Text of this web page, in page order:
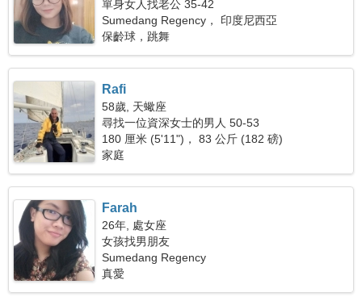
單身女人找老公 35-42
Sumedang Regency， 印度尼西亞
保齡球，跳舞
Rafi
58歲, 天蠍座
尋找一位資深女士的男人 50-53
180 厘米 (5'11")， 83 公斤 (182 磅)
家庭
Farah
26年, 處女座
女孩找男朋友
Sumedang Regency
真愛